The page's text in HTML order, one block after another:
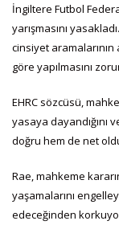
İngiltere Futbol
yarışmasını
cinsiyet
göre yapılmasını
EHRC sözcüsü,
yasaya dayandığını
doğru hem de net
Rae, mahkeme
yaşamalarını
edeceğinden